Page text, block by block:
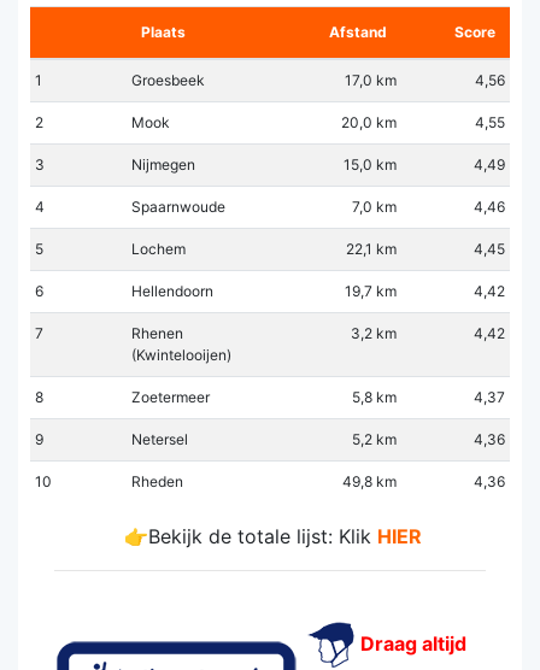
Plaats Afstand Score
1 Groesbeek 17,0 km 4,56
2 Mook 20,0 km 4,55
3 Nijmegen 15,0 km 4,49
4 Spaarnwoude 7,0 km 4,46
5 Lochem 22,1 km 4,45
6 Hellendoorn 19,7 km 4,42
7
Rhenen
(Kwintelooijen)
3,2 km 4,42
8 Zoetermeer 5,8 km 4,37
9 Netersel 5,2 km 4,36
10 Rheden 49,8 km 4,36
👉Bekijk de totale lijst: Klik HIER
Draag altijd